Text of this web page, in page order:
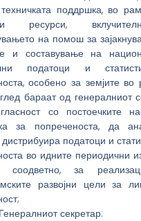
поддршка, во
ресурси,
на помош за
и составување на
податоци и
особено за земјите во
бараат од генералниот
со постоечките
за попреченоста, да
податоци и
во идните периодични
за
развојни цели за
секретар: